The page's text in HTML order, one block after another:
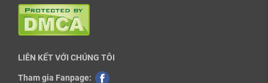
LIÊN KẾT VỚI CHÚNG TÔI
Tham gia Fanpage: